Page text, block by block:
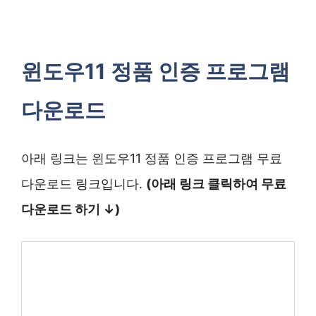
윈도우11 정품 인증 프로그램
다운로드
아래 링크는 윈도우11 정품 인증 프로그램 무료
다운로드 링크입니다. (아래 링크 클릭하여 무료
다운로드 하기 ↓)